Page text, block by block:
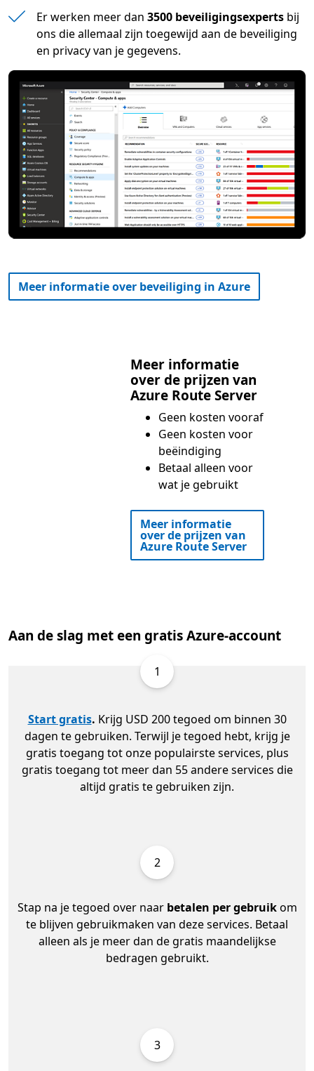
Er werken meer dan 3500 beveiligingsexperts bij
ons die allemaal zijn toegewijd aan de beveiliging
en privacy van je gegevens.
Meer informatie over beveiliging in Azure
Meer informatie
over de prijzen van
Azure Route Server
Geen kosten vooraf
Geen kosten voor
beëindiging
Betaal alleen voor
wat je gebruikt
Meer informatie
over de prijzen van
Azure Route Server
Aan de slag met een gratis Azure-account
1
Start gratis. Krijg USD 200 tegoed om binnen 30
dagen te gebruiken. Terwijl je tegoed hebt, krijg je
gratis toegang tot onze populairste services, plus
gratis toegang tot meer dan 55 andere services die
altijd gratis te gebruiken zijn.
2
Stap na je tegoed over naar betalen per gebruikom
te blijven gebruikmaken van deze services. Betaal
alleen als je meer dan de gratis maandelijkse
bedragen gebruikt.
3